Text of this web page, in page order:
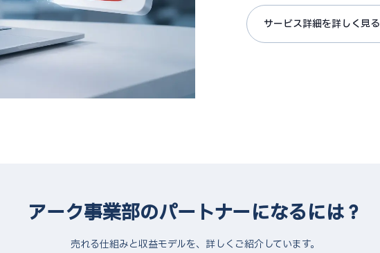
サービス詳細を詳しく見る
アーク事業部のパートナーになるには？
売れる仕組みと収益モデルを、詳しくご紹介しています。